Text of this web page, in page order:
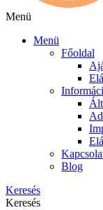
Menü
Menü
Főoldal
Blog
Keresés
Keresés